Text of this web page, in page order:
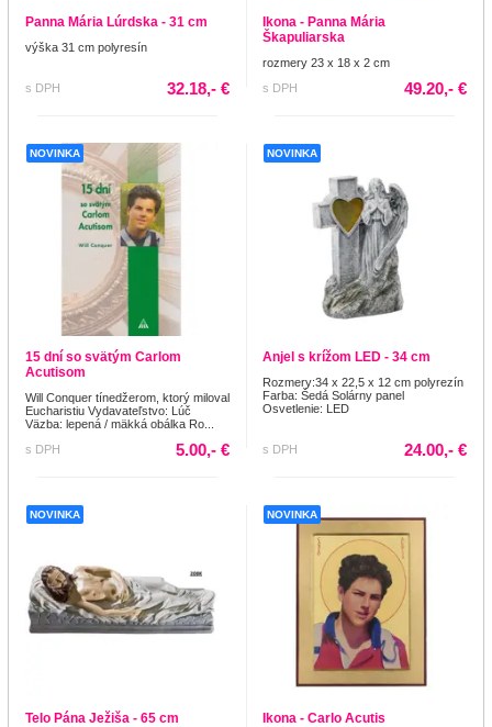
Panna Mária Lúrdska - 31 cm
výška 31 cm polyresín
s DPH 32.18,- €
Ikona - Panna Mária
Škapuliarska
rozmery 23 x 18 x 2 cm
s DPH
49.20,- €
NOVINKA
15 dní so svätým Carlom
Acutisom
Will Conquer tínedžerom, ktorý miloval
Eucharistiu Vydavateľstvo: Lúč
Väzba: lepená / mäkká obálka Ro...
s DPH
5.00,- €
NOVINKA
Anjel s krížom LED - 34 cm
Rozmery:34 x 22,5 x 12 cm polyrezín
Farba: Šedá Solárny panel
Osvetlenie: LED
s DPH 24.00,- €
NOVINKA
Telo Pána Ježiša - 65 cm
NOVINKA
Ikona - Carlo Acutis